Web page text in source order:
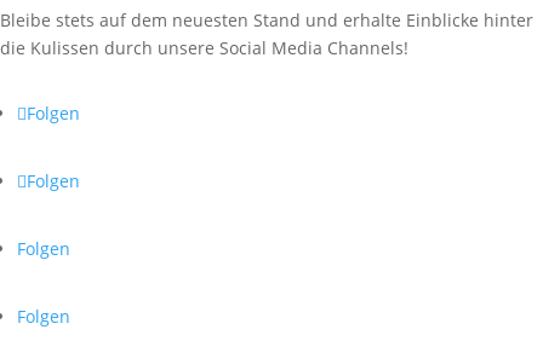
Bleibe stets auf dem neuesten Stand und erhalte Einblicke hinter
die Kulissen durch unsere Social Media Channels!
Folgen
Folgen
Folgen
Folgen